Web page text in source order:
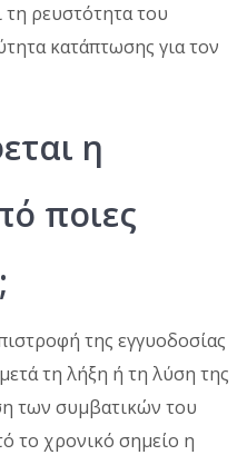
τη ρευστότητα του
κατάπτωσης για τον
η
ποιες
της εγγυοδοσίας
τη λήξη ή τη λύση της
των συμβατικών του
το χρονικό σημείο η